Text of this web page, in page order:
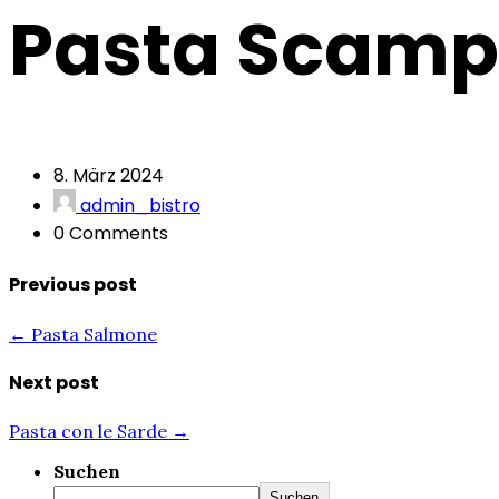
Pasta
8. März 2024
admin_bistro
0 Comments
Previous post
← Pasta Salmone
Next post
Pasta con le Sarde →
Suchen